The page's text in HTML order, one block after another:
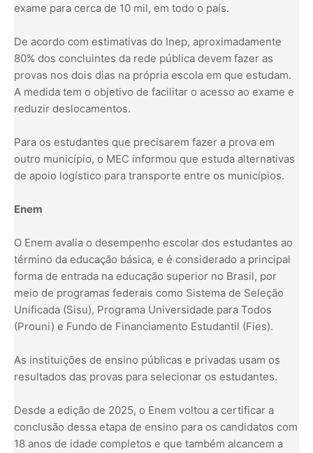
exame para cerca de 10 mil, em todo o país.
De acordo com estimativas do Inep, aproximadamente
80% dos concluintes da rede pública devem fazer as
provas nos dois dias na própria escola em que estudam.
A medida tem o objetivo de facilitar o acesso ao exame e
reduzir deslocamentos.
Para os estudantes que precisarem fazer a prova em
outro município, o MEC informou que estuda alternativas
de apoio logístico para transporte entre os municípios.
Enem
O Enem avalia o desempenho escolar dos estudantes ao
término da educação básica, e é considerado a principal
forma de entrada na educação superior no Brasil, por
meio de programas federais como Sistema de Seleção
Unificada (Sisu), Programa Universidade para Todos
(Prouni) e Fundo de Financiamento Estudantil (Fies).
As instituições de ensino públicas e privadas usam os
resultados das provas para selecionar os estudantes.
Desde a edição de 2025, o Enem voltou a certificar a
conclusão dessa etapa de ensino para os candidatos com
18 anos de idade completos e que também alcancem a